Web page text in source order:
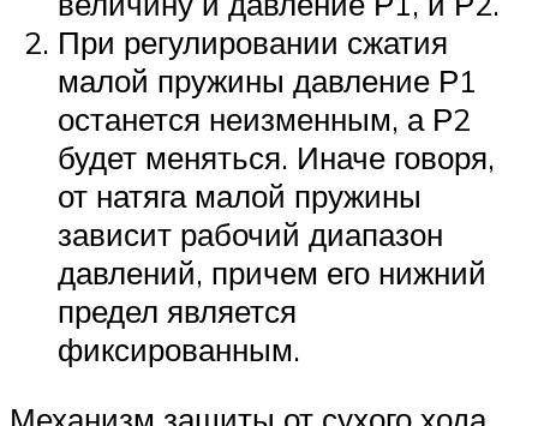
При регулировании сжатия
малой пружины давление Р1
останется неизменным, а Р2
будет меняться. Иначе говоря,
от натяга малой пружины
зависит рабочий диапазон
давлений, причем его нижний
предел является
фиксированным.